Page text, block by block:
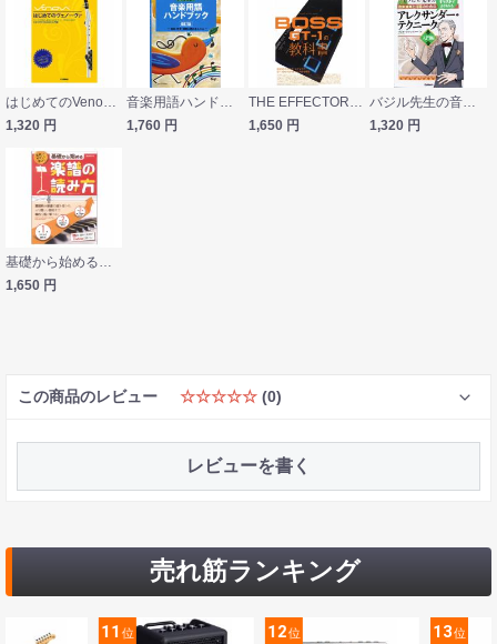
1,320 円
1,760 円
1,650 円
1,320 円
1,650 円
この商品のレビュー ☆☆☆☆☆ (0)
レビューを書く
売れ筋ランキング
12